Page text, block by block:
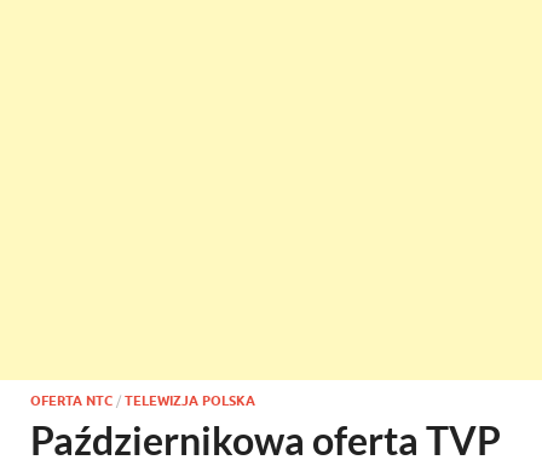
OFERTA NTC / TELEWIZJA POLSKA
Październikowa oferta TVP